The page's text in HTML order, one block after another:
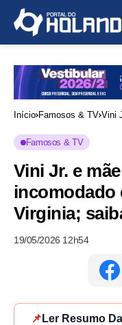
Início Famosos & TV Vini
Famosos & TV
Vini Jr. e
incomodado
Virginia;
19/05/2026 12h54
📌 Ler Resumo